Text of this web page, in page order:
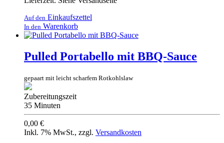
Auf den Einkaufszettel
In den Warenkorb
Pulled Portabello mit BBQ-Sauce
gepaart mit leicht scharfem Rotkohlslaw
Zubereitungszeit
35 Minuten
0,00 €
Inkl. 7% MwSt., zzgl. Versandkosten